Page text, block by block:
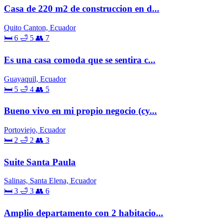
Casa de 220 m2 de construccion en d...
Quito Canton, Ecuador
🛏 6 🛁 5 👥 7
Es una casa comoda que se sentira c...
Guayaquil, Ecuador
🛏 5 🛁 4 👥 5
Bueno vivo en mi propio negocio (cy...
Portoviejo, Ecuador
🛏 2 🛁 2 👥 3
Suite Santa Paula
Salinas, Santa Elena, Ecuador
🛏 3 🛁 3 👥 6
Amplio departamento con 2 habitacio...